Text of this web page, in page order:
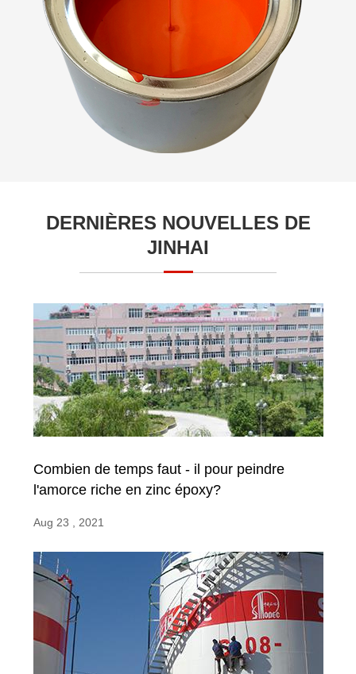
DERNIÈRES NOUVELLES DE
JINHAI
Combien de temps faut - il pour peindre
l'amorce riche en zinc époxy?
Aug 23 , 2021